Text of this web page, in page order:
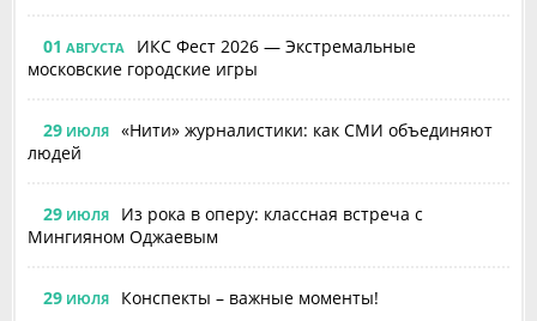
01 АВГУСТА
ИКС Фест 2026 — Экстремальные
московские городские игры
29 ИЮЛЯ
«Нити» журналистики: как СМИ объединяют
людей
29 ИЮЛЯ
Из рока в оперу: классная встреча с
Мингияном Оджаевым
29 ИЮЛЯ Конспекты – важные моменты!